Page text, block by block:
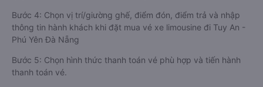
Bước 4: Chọn vị trí/giường ghế, điểm đón, điểm trả và nhập
thông tin hành khách khi đặt mua vé xe limousine đi Tuy An -
Phú Yên Đà Nẵng
Bước 5: Chọn hình thức thanh toán vé phù hợp và tiến hành
thanh toán vé.